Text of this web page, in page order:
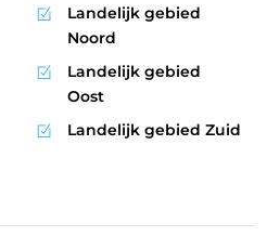
Landelijk gebied
Noord
Landelijk gebied
Oost
Landelijk gebied Zuid